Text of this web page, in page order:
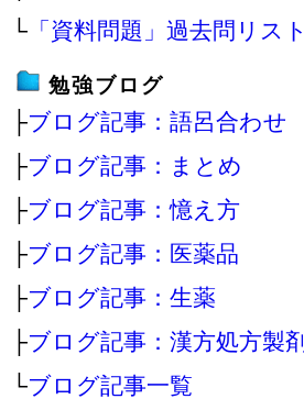
└ 「資料問題」過去問リスト
勉強ブログ
├ブログ記事：語呂合わせ
├ブログ記事：まとめ
├ブログ記事：憶え方
├ブログ記事：医薬品
├ブログ記事：生薬
├ブログ記事：漢方処方製剤
└ブログ記事一覧